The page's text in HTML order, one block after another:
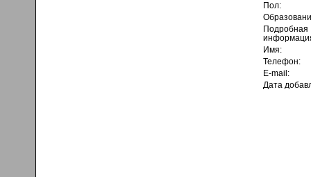
Пол:
Подробная
Имя:
Телефон:
E-mail:
Дата